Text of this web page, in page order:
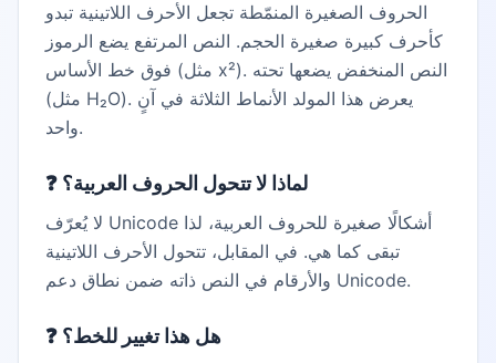
الحروف الصغيرة المنمّطة تجعل الأحرف اللاتينية تبدو
كأحرف كبيرة صغيرة الحجم. النص المرتفع يضع الرموز
فوق خط الأساس (مثل x²). النص المنخفض يضعها تحته
(مثل H₂O). يعرض هذا المولد الأنماط الثلاثة في آنٍ
واحد.
❓ لماذا لا تتحول الحروف العربية؟
لا يُعرّف Unicode أشكالًا صغيرة للحروف العربية، لذا
تبقى كما هي. في المقابل، تتحول الأحرف اللاتينية
والأرقام في النص ذاته ضمن نطاق دعم Unicode.
❓ هل هذا تغيير للخط؟